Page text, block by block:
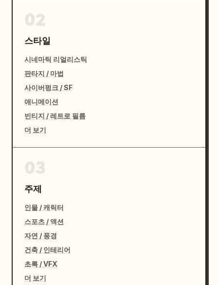
스타일
시네마틱 리얼리스틱
판타지 / 마법
사이버펑크 / SF
애니메이션
빈티지 / 레트로 필름
더 보기
주제
인물 / 캐릭터
스포츠 / 액션
자연 / 풍경
건축 / 인테리어
초록 / VFX
더 보기